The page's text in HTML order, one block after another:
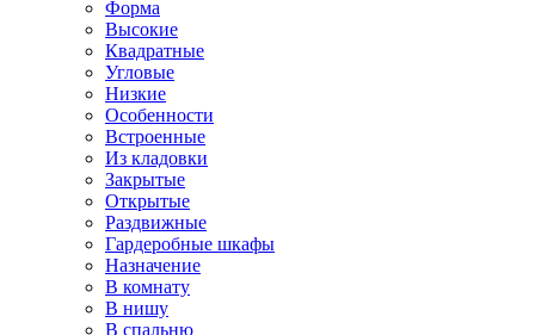
Форма
Высокие
Квадратные
Угловые
Низкие
Особенности
Встроенные
Из кладовки
Закрытые
Открытые
Раздвижные
Гардеробные шкафы
Назначение
В комнату
В нишу
В спальню